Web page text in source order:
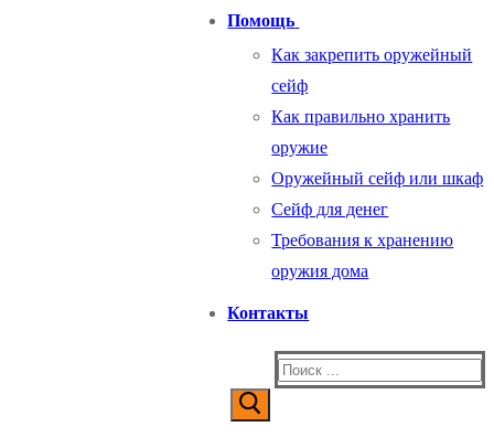
Помощь
Как закрепить оружейный
сейф
Как правильно хранить
оружие
Оружейный сейф или шкаф
Сейф для денег
Требования к хранению
оружия дома
Контакты
Найти: